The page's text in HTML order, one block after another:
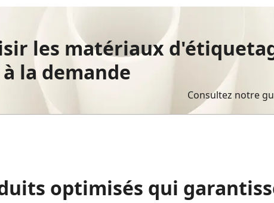
les matériaux
la demande
Consultez notre
optimisés qui